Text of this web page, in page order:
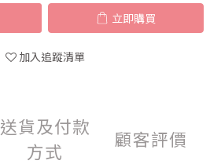
立即購買
加入追蹤清單
送貨及付款
方式
顧客評價